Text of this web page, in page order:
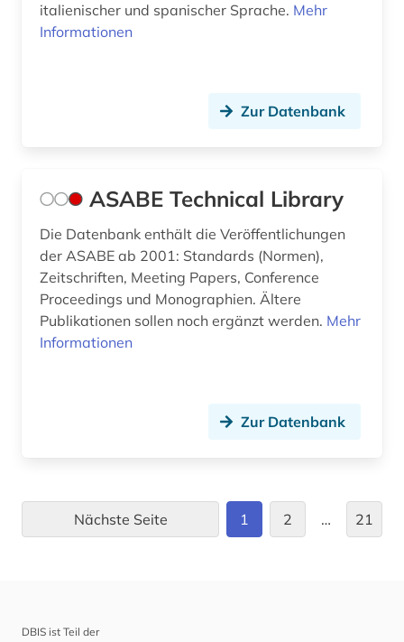
gefahrstoffe (1)
gefährlichkeit (1)
geisteswissenschaft (1)
geisteswissenschaften (15)
italienischer und spanischer Sprache. Mehr
Informationen
Zur Datenbank
ASABE Technical Library
Die Datenbank enthält die Veröffentlichungen
der ASABE ab 2001: Standards (Normen),
Zeitschriften, Meeting Papers, Conference
Proceedings und Monographien. Ältere
Publikationen sollen noch ergänzt werden. Mehr
Informationen
Zur Datenbank
Nächste Seite 1 2 … 21
DBIS ist Teil der